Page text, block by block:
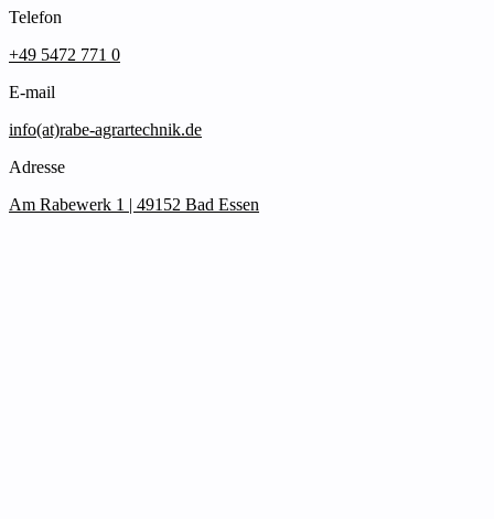
Telefon
+49 5472 771 0
E-mail
info(at)rabe-agrartechnik.de
Adresse
Am Rabewerk 1 | 49152 Bad Essen